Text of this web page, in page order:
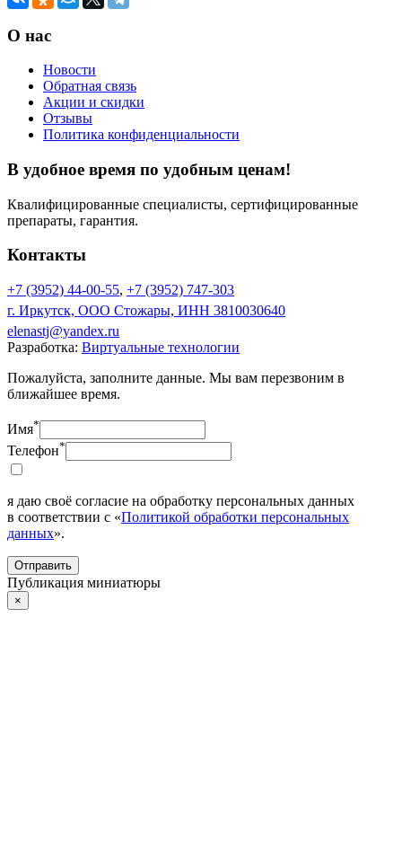
О нас
Новости
Обратная связь
Акции и скидки
Отзывы
Политика конфиденциальности
В удобное время по удобным ценам!
Квалифицированные специалисты, сертифицированные
препараты, гарантия.
Контакты
+7 (3952) 44-00-55, +7 (3952) 747-303
г. Иркутск, ООО Стожары, ИНН 3810030640
elenastj@yandex.ru
Разработка: Виртуальные технологии
Пожалуйста, заполните данные. Мы вам перезвоним в
ближайшее время.
Имя*
Телефон*
я даю своё согласие на обработку персональных данных
в соответствии с «Политикой обработки персональных
данных».
Отправить
Публикация миниатюры
×